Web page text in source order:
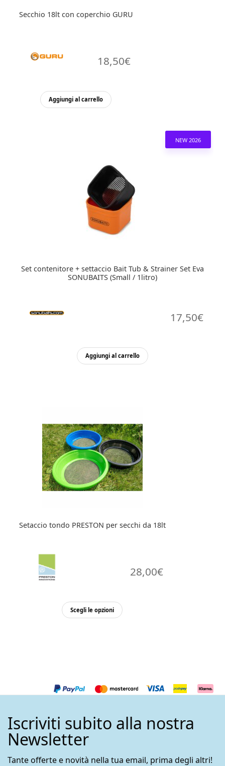
Secchio 18lt con coperchio GURU
18,50€
Aggiungi al carrello
NEW 2026
Set contenitore + settaccio Bait Tub & Strainer Set Eva
SONUBAITS (Small / 1litro)
17,50€
Aggiungi al carrello
Setaccio tondo PRESTON per secchi da 18lt
28,00€
Scegli le opzioni
Questo
opzioni
possono
scelte
nella
del
Iscriviti subito alla nostra
Newsletter
Tante offerte e novità nella tua email, prima degli altri!